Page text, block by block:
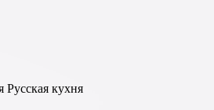
Русская кухня